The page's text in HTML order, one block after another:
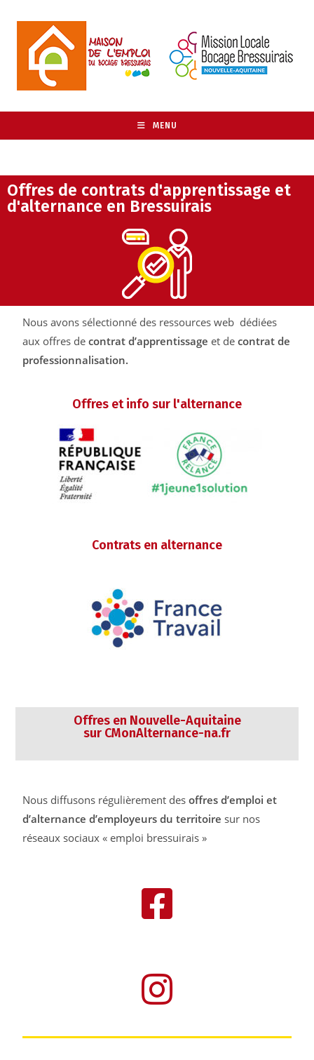
MENU
Offres de contrats d'apprentissage et
d'alternance en Bressuirais
Nous avons sélectionné des ressources web dédiées
aux offres decontrat d’apprentissage et decontrat de
professionnalisation.
Offres et info sur l'alternance
Contrats en alternance
Offres en Nouvelle-Aquitaine
sur CMonAlternance-na.fr
Nous diffusons régulièrement desoffres d’emploi et
d’alternance d’employeurs du territoire sur nos
réseaux sociaux « emploi bressuirais »